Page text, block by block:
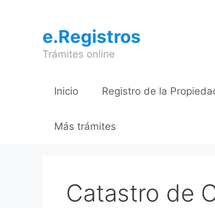
contenidoe.Registros
Trámites online
Inicio Registro de la
Más trámites
Catastro de